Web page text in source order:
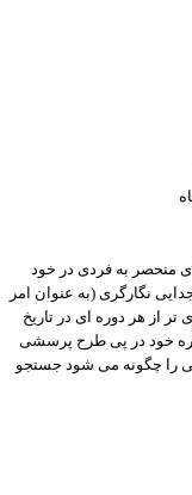
منحصر به فردی در خود
نگارگری (به عنوان امر
از هر دوره ای در تاریخ
خود در پی طرح پرسشی
را چگونه می شود جستجو